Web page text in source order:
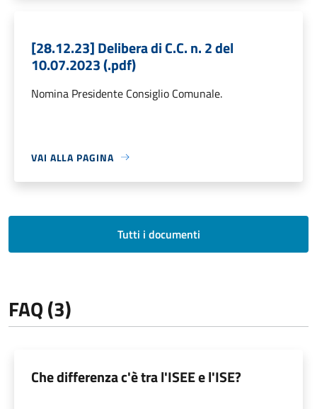
[28.12.23] Delibera di C.C. n. 2 del
10.07.2023 (.pdf)
Nomina Presidente Consiglio Comunale.
VAI ALLA PAGINA
Tutti i documenti
FAQ (3)
Che differenza c'è tra l'ISEE e l'ISE?